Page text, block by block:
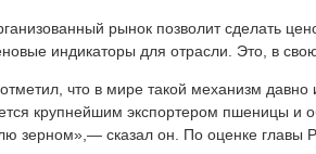
рынок позволит сделать
индикаторы для отрасли. Это, в
что в мире такой механизм
крупнейшим экспортером пшеницы и
зерном»,— сказал он. По оценке главы